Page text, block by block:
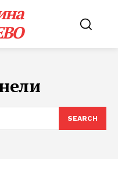
SEARCH